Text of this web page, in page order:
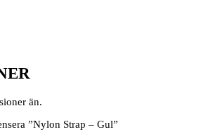
än.
”Nylon Strap – Gul”